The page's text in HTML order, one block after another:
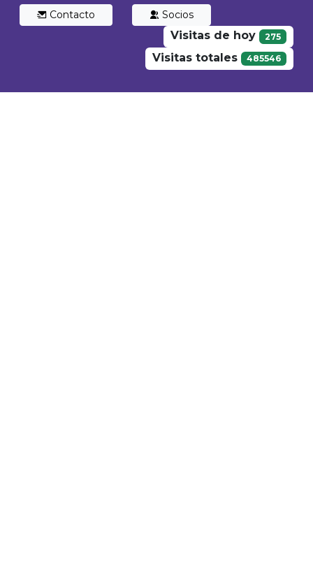
Contacto Socios
Visitas de hoy 275
Visitas totales 485546